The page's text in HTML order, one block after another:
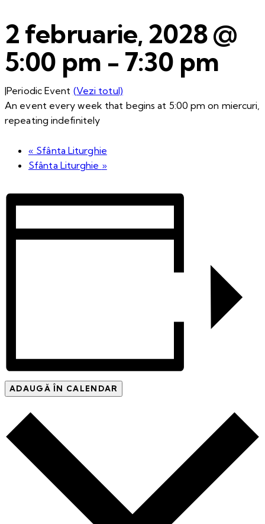
2 februarie, 2028 @
5:00 pm - 7:30 pm
|Periodic Event (Vezi totul)
An event every week that begins at 5:00 pm on miercuri,
repeating indefinitely
« Sfânta Liturghie
Sfânta Liturghie »
ADAUGĂ ÎN CALENDAR